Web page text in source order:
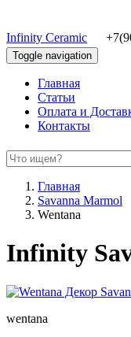
Infinity Ceramic
Toggle navigation
Главная
Статьи
Оплата и
Контакты
Главная
Savanna Marmol
Wentana
Infinity
wentana